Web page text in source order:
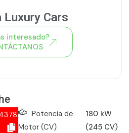
Potencia de
Motor (CV)
180 kW
(245 CV)
Luxury Cars
interesado?